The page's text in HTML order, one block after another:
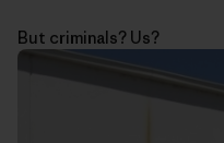
But criminals? Us?